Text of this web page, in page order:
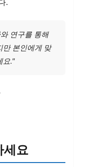
.
연구를 통해
만 본인에게 맞
요."
세요